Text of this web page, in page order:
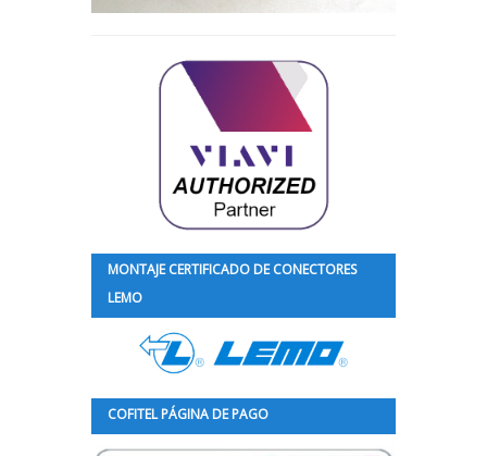
MONTAJE CERTIFICADO DE CONECTORES
LEMO
COFITEL PÁGINA DE PAGO